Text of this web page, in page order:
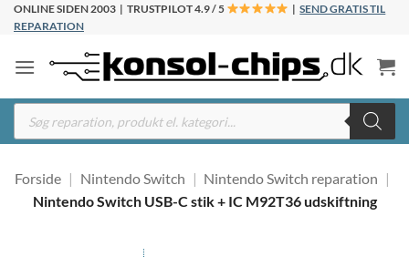
Fortsæt
ONLINE SIDEN 2003 | TRUSTPILOT 4.9 / 5 |SEND GRATIS TIL
REPARATION
Products
search
Forside | Nintendo Switch | Nintendo Switch reparation |
Nintendo Switch USB-C stik + IC M92T36 udskiftning